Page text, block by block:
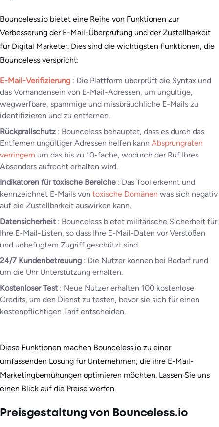
Bounceless.io bietet eine Reihe von Funktionen zur
Verbesserung der E-Mail-Überprüfung und der Zustellbarkeit
für Digital Marketer. Dies sind die wichtigsten Funktionen, die
Bounceless verspricht:
E-Mail-Verifizierung : Die Plattform überprüft die Syntax und
das Vorhandensein von E-Mail-Adressen, um ungültige,
wegwerfbare, spammige und missbräuchliche E-Mails zu
identifizieren und zu entfernen.
Rückprallschutz : Bounceless behauptet, dass es durch das
Entfernen ungültiger Adressen helfen kann Absprungraten
verringern um das bis zu 10-fache, wodurch der Ruf Ihres
Absenders aufrecht erhalten wird.
Indikatoren für toxische Bereiche : Das Tool erkennt und
kennzeichnet E-Mails von toxische Domänen was sich negativ
auf die Zustellbarkeit auswirken kann.
Datensicherheit : Bounceless bietet militärische Sicherheit für
Ihre E-Mail-Listen, so dass Ihre E-Mail-Daten vor Verstößen
und unbefugtem Zugriff geschützt sind.
24/7 Kundenbetreuung : Die Nutzer können bei Bedarf rund
um die Uhr Unterstützung erhalten.
Kostenloser Test : Neue Nutzer erhalten 100 kostenlose
Credits, um den Dienst zu testen, bevor sie sich für einen
kostenpflichtigen Tarif entscheiden.
Diese Funktionen machen Bounceless.io zu einer
umfassenden Lösung für Unternehmen, die ihre E-Mail-
Marketingbemühungen optimieren möchten. Lassen Sie uns
einen Blick auf die Preise werfen.
Preisgestaltung von Bounceless.io